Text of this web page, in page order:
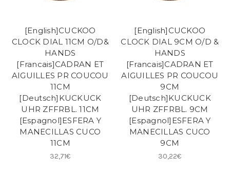
[English]CUCKOO
CLOCK DIAL 11CM O/D&
HANDS
[Francais]CADRAN ET
AIGUILLES PR COUCOU
11CM
[Deutsch]KUCKUCK
UHR ZFFRBL. 11CM
[Espagnol]ESFERA Y
MANECILLAS CUCO
11CM
32,71€
[English]CUCKOO
CLOCK DIAL 9CM O/D &
HANDS
[Francais]CADRAN ET
AIGUILLES PR COUCOU
9CM
[Deutsch]KUCKUCK
UHR ZFFRBL. 9CM
[Espagnol]ESFERA Y
MANECILLAS CUCO
9CM
30,22€